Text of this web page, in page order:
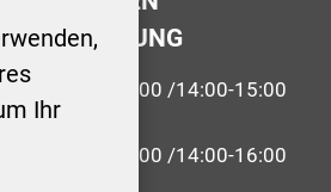
Ihr
09:00-12:00 /14:00-15:00
09:00-12:00 /14:00-16:00